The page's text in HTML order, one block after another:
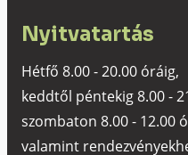
Nyitvatartás
Hétfő 8.00 - 20.00 óráig,
keddtől péntekig 8.00 -
szombaton 8.00 - 12.00
valamint